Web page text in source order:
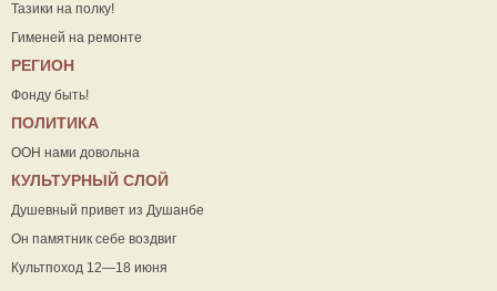
Тазики на полку!
Гименей на ремонте
РЕГИОН
Фонду быть!
ПОЛИТИКА
ООН нами довольна
КУЛЬТУРНЫЙ СЛОЙ
Душевный привет из Душанбе
Он памятник себе воздвиг
Культпоход 12—18 июня